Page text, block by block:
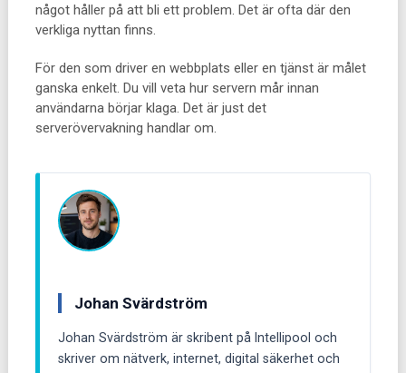
något håller på att bli ett problem. Det är ofta där den
verkliga nyttan finns.
För den som driver en webbplats eller en tjänst är målet
ganska enkelt. Du vill veta hur servern mår innan
användarna börjar klaga. Det är just det
serverövervakning handlar om.
Johan Svärdström
Johan Svärdström är skribent på Intellipool och
skriver om nätverk, internet, digital säkerhet och